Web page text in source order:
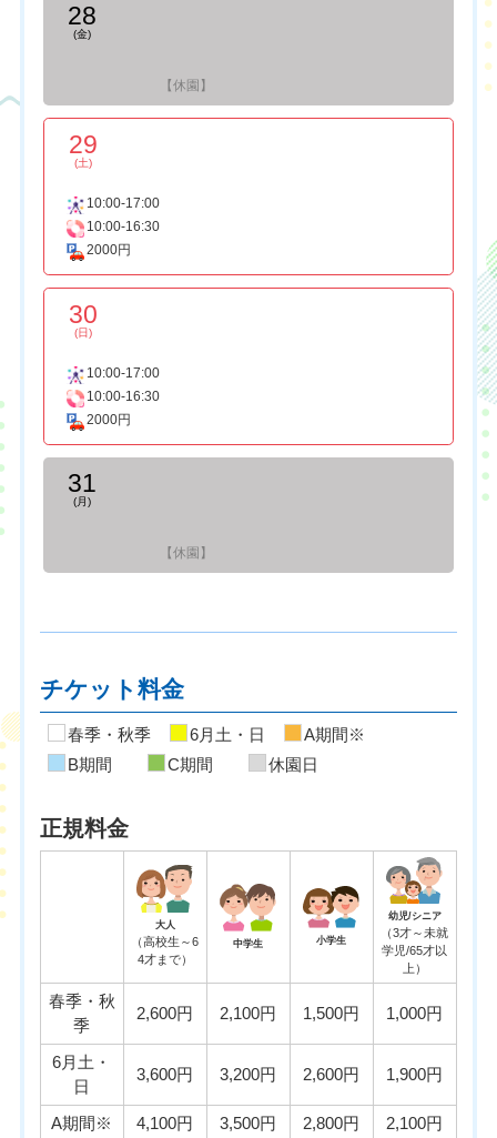
28
(金)
【休園】
29
(土)
10:00-17:00
10:00-16:30
2000円
30
(日)
10:00-17:00
10:00-16:30
2000円
31
(月)
【休園】
チケット料金
春季・秋季 6月土・日
A期間※
B期間
C期間 休園日
正規料金
大人
（高校生～6
4才まで）
中学生 小学生
幼児/シニア
（3才～未就
学児/65才以
上）
春季・秋
季
2,600円 2,100円 1,500円 1,000円
6月土・
日
3,600円 3,200円 2,600円 1,900円
A期間※ 4,100円 3,500円 2,800円
2,100円